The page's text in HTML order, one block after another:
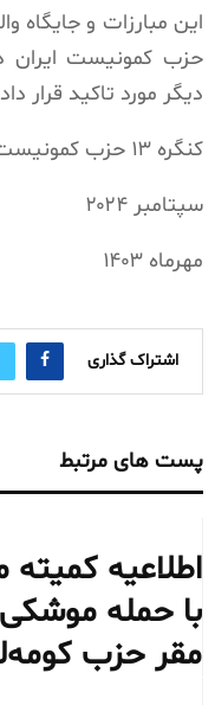
این مبارزات و جایگاه
حزب کمونیست ایران
دیگر مورد تاکید قرار
کنگره ۱۳ حزب کمونیست ایران
سپتامبر ۲۰۲۴
مهرماه ۱۴۰۳
اشتراک گذاری
پست های مرتبط
اطلاعیه کمیته
با حمله
مقر حزب